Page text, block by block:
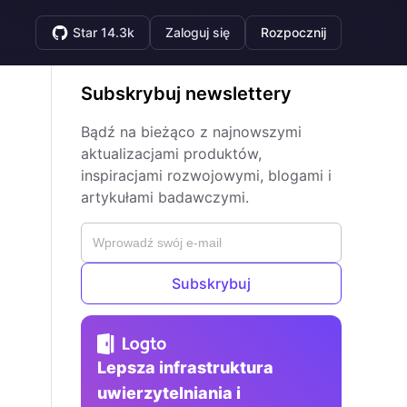
Star 14.3k Zaloguj się Rozpocznij
Subskrybuj newslettery
Bądź na bieżąco z najnowszymi
aktualizacjami produktów,
inspiracjami rozwojowymi, blogami i
artykułami badawczymi.
Subskrybuj
Lepsza infrastruktura
uwierzytelniania i